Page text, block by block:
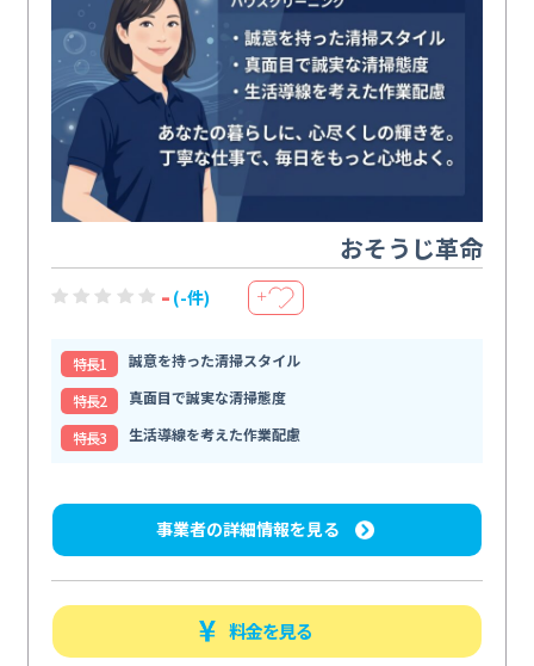
おそうじ革命
- (-件) ＋
特⻑1
誠意を持った清掃スタイル
特⻑2
真面目で誠実な清掃態度
特⻑3
生活導線を考えた作業配慮
事業者の詳細情報を見る
料金を見る